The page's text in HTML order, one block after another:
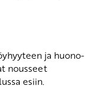
ja huono-
nousseet
esiin.